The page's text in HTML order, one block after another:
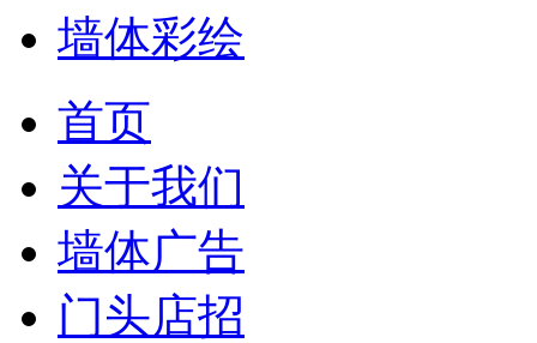
墙体彩绘
首页
关于我们
墙体广告
门头店招